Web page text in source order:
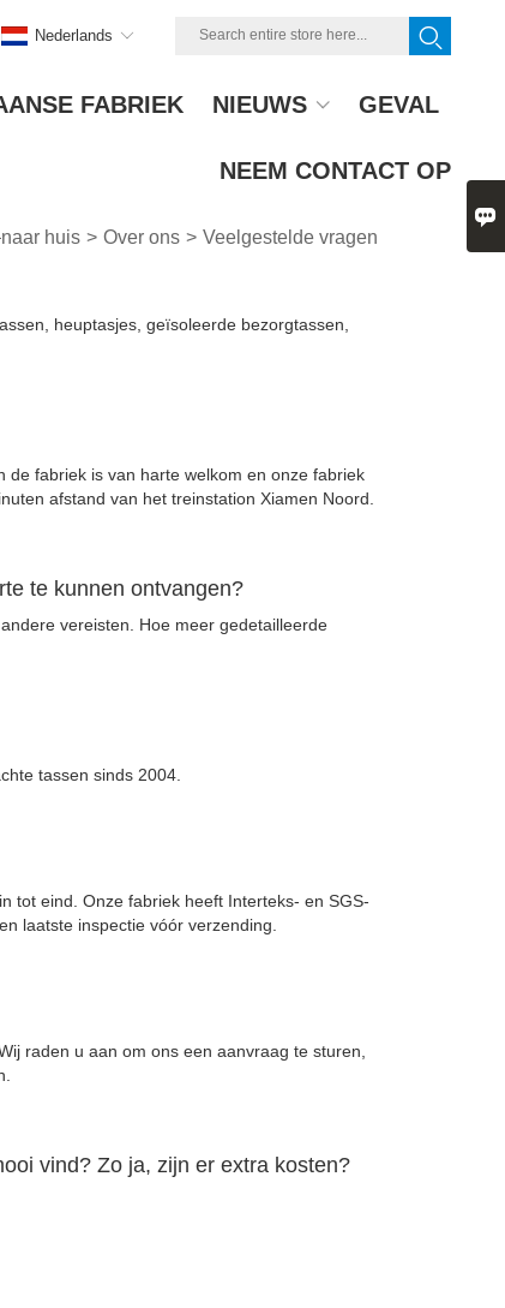
FABRIEK NIEUWS GEVAL
NEEM CONTACT OP
Nederlands
naar huis > Over ons > Veelgestelde vragen
heuptasjes, geïsoleerde bezorgtassen,
de fabriek is van harte welkom en onze fabriek
afstand van het treinstation Xiamen Noord.
te kunnen ontvangen?
vereisten. Hoe meer gedetailleerde
tassen sinds 2004.
tot eind. Onze fabriek heeft Interteks- en SGS-
laatste inspectie vóór verzending.
raden u aan om ons een aanvraag te sturen,
vind? Zo ja, zijn er extra kosten?
